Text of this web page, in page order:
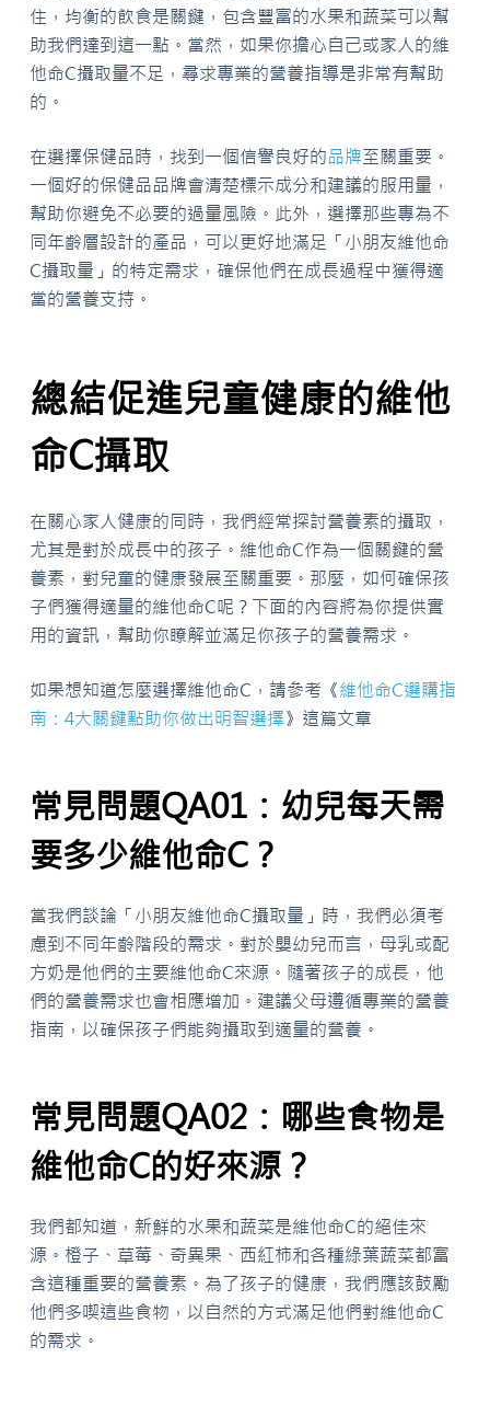
住，均衡的飲食是關鍵，包含豐富的水果和蔬菜可以幫
助我們達到這一點。當然，如果你擔心自己或家人的維
他命C攝取量不足，尋求專業的營養指導是非常有幫助
的。
在選擇保健品時，找到一個信譽良好的品牌至關重要。
一個好的保健品品牌會清楚標示成分和建議的服用量，
幫助你避免不必要的過量風險。此外，選擇那些專為不
同年齡層設計的產品，可以更好地滿足「小朋友維他命
C攝取量」的特定需求，確保他們在成長過程中獲得適
當的營養支持。
總結促進兒童健康的維他
命C攝取
在關心家人健康的同時，我們經常探討營養素的攝取，
尤其是對於成長中的孩子。維他命C作為一個關鍵的營
養素，對兒童的健康發展至關重要。那麼，如何確保孩
子們獲得適量的維他命C呢？下面的內容將為你提供實
用的資訊，幫助你瞭解並滿足你孩子的營養需求。
如果想知道怎麼選擇維他命C，請參考《維他命C選購指
南：4大關鍵點助你做出明智選擇》這篇文章
常見問題QA01：幼兒每天需
要多少維他命C？
當我們談論「小朋友維他命C攝取量」時，我們必須考
慮到不同年齡階段的需求。對於嬰幼兒而言，母乳或配
方奶是他們的主要維他命C來源。隨著孩子的成長，他
們的營養需求也會相應增加。建議父母遵循專業的營養
指南，以確保孩子們能夠攝取到適量的營養。
常見問題QA02：哪些食物是
維他命C的好來源？
我們都知道，新鮮的水果和蔬菜是維他命C的絕佳來
源。橙子、草莓、奇異果、西紅柿和各種綠葉蔬菜都富
含這種重要的營養素。為了孩子的健康，我們應該鼓勵
他們多喫這些食物，以自然的方式滿足他們對維他命C
的需求。